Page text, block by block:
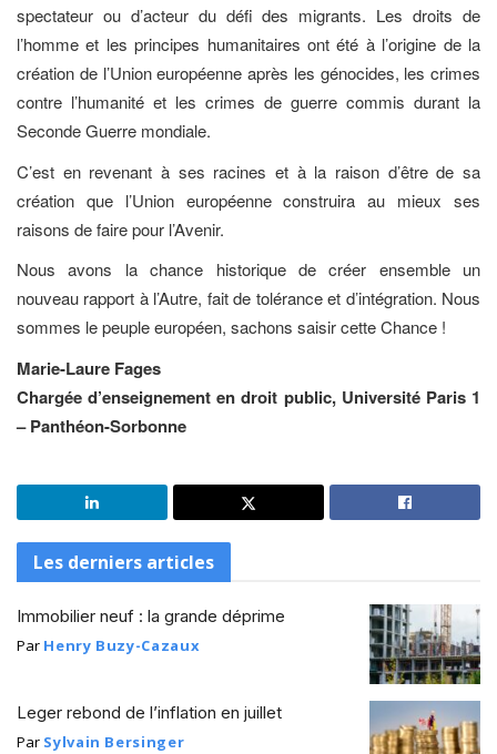
spectateur ou d’acteur du défi des migrants. Les droits de
l’homme et les principes humanitaires ont été à l’origine de la
création de l’Union européenne après les génocides, les crimes
contre l’humanité et les crimes de guerre commis durant la
Seconde Guerre mondiale.
C’est en revenant à ses racines et à la raison d’être de sa
création que l’Union européenne construira au mieux ses
raisons de faire pour l’Avenir.
Nous avons la chance historique de créer ensemble un
nouveau rapport à l’Autre, fait de tolérance et d’intégration. Nous
sommes le peuple européen, sachons saisir cette Chance !
Marie-Laure Fages
Chargée d’enseignement en droit public, Université Paris 1
– Panthéon-Sorbonne
Les derniers articles
Immobilier neuf : la grande déprime
Par Henry Buzy-Cazaux
Leger rebond de l’inflation en juillet
Par Sylvain Bersinger